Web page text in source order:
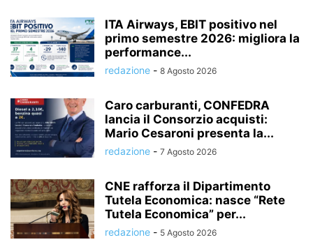
ITA Airways, EBIT positivo nel
primo semestre 2026: migliora la
performance...
redazione - 8 Agosto 2026
Caro carburanti, CONFEDRA
lancia il Consorzio acquisti:
Mario Cesaroni presenta la...
redazione - 7 Agosto 2026
CNE rafforza il Dipartimento
Tutela Economica: nasce “Rete
Tutela Economica” per...
redazione - 5 Agosto 2026